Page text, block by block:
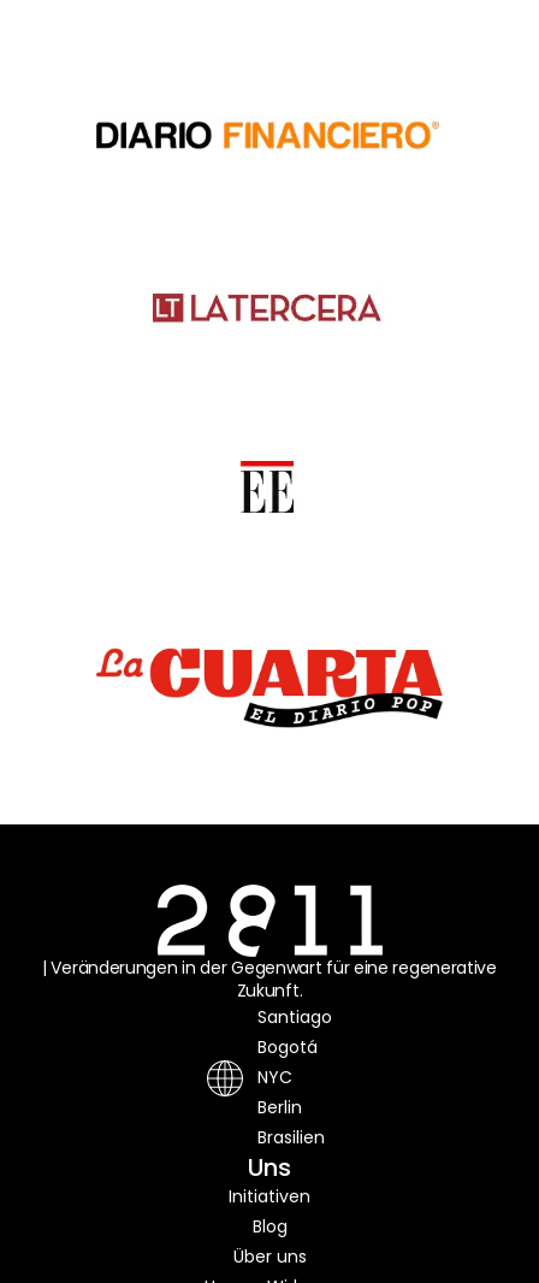
| Veränderungen in der Gegenwart für eine regenerative
Zukunft.
Santiago
Bogotá
NYC
Berlin
Brasilien
Uns
Initiativen
Blog
Über uns